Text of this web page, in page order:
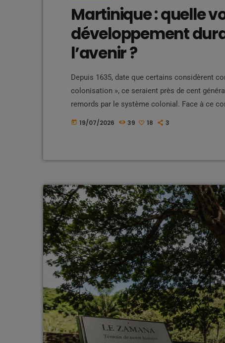
Martinique : quelle
développement
l’avenir ?
Depuis 1635, date que certains considèrent
colonisation », ce seraient près de cent
remords par le système colonial. Face à ce
temps de changer de paradigme. Selon cette
today 19/07/2026 39 18 3